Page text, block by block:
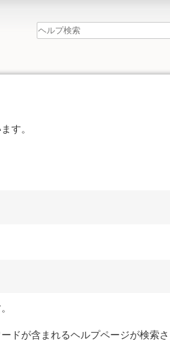
す。
ドが含まれるヘルプページが検索さ